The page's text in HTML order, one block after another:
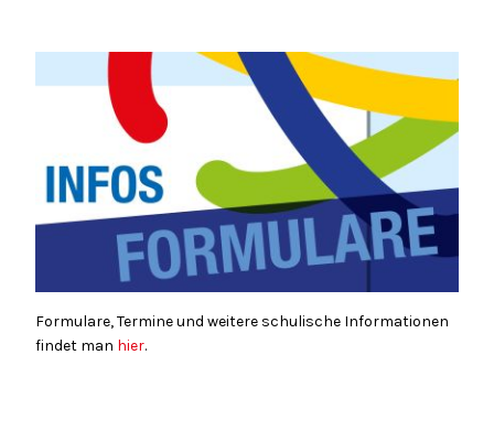
Formulare, Termine und weitere schulische Informationen
findet man hier.